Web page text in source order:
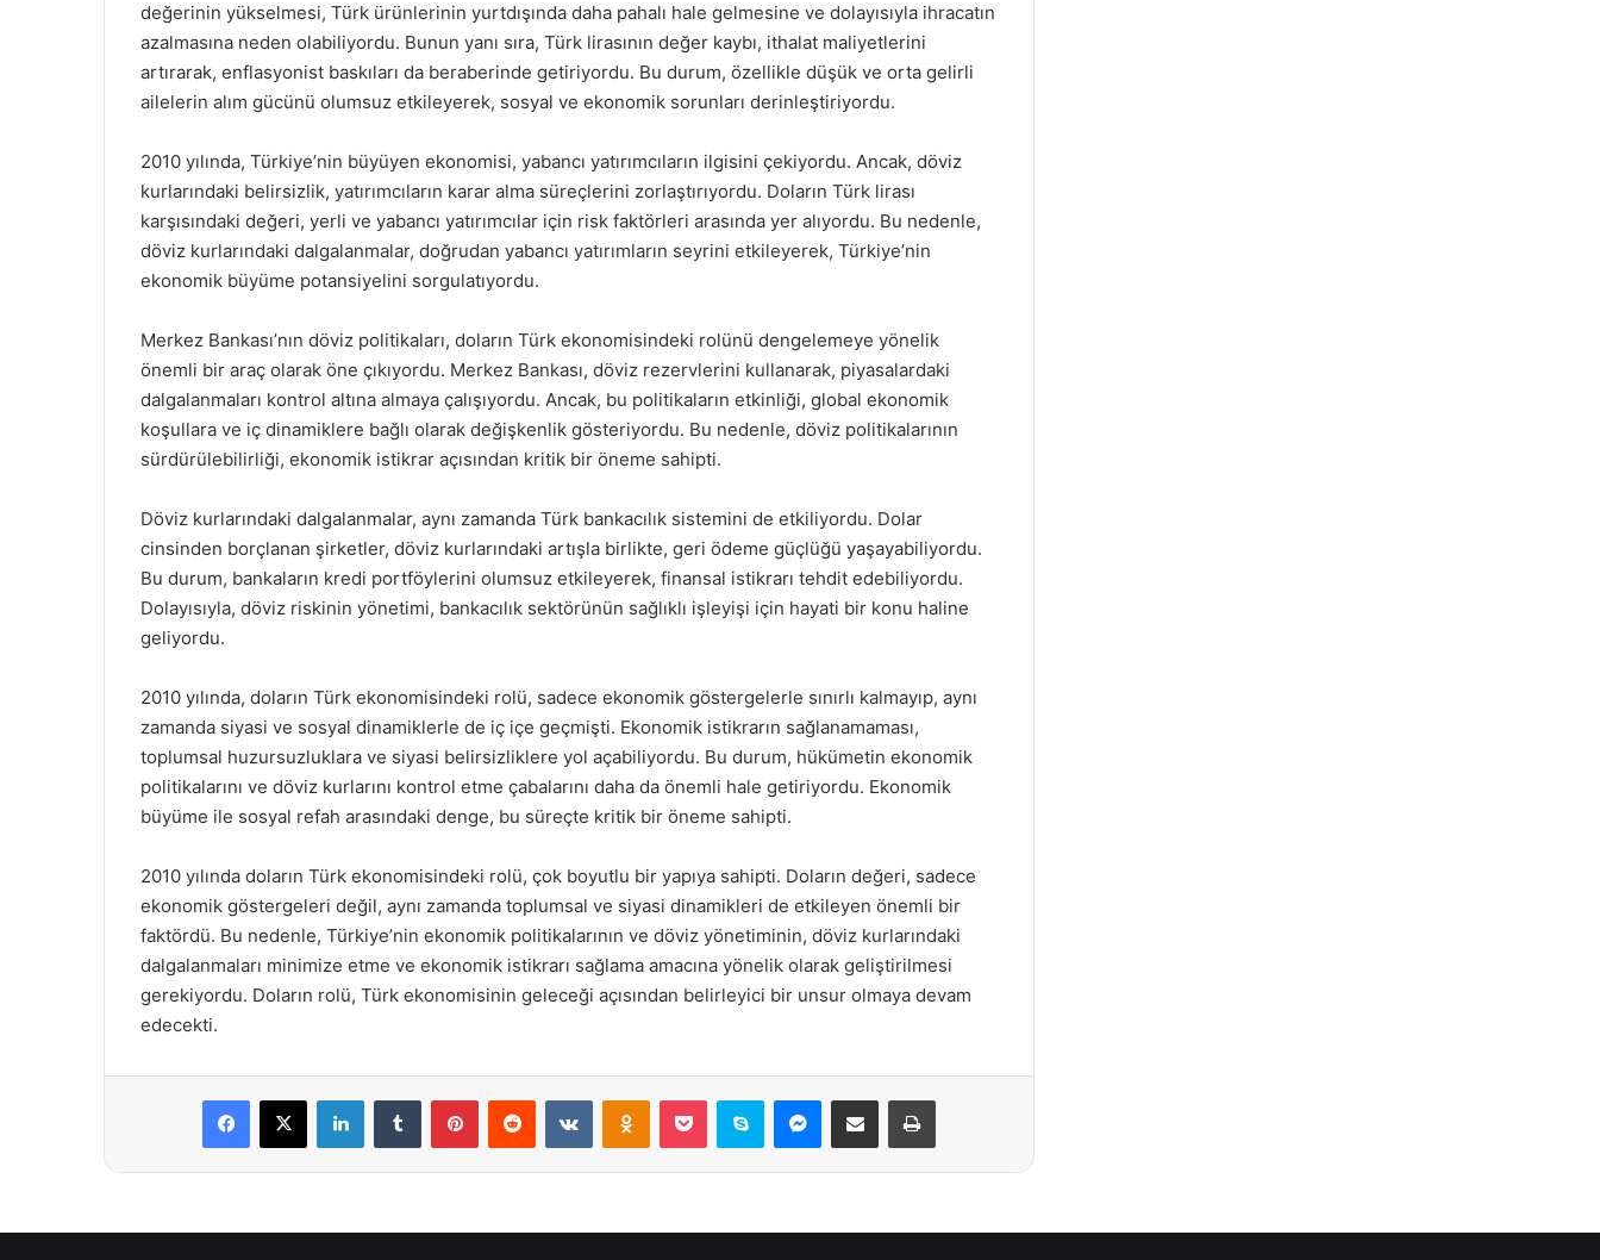
değerinin yükselmesi, Türk ürünlerinin yurtdışında daha pahalı hale gelmesine ve dolayısıyla ihracatın
azalmasına neden olabiliyordu. Bunun yanı sıra, Türk lirasının değer kaybı, ithalat maliyetlerini
artırarak, enflasyonist baskıları da beraberinde getiriyordu. Bu durum, özellikle düşük ve orta gelirli
ailelerin alım gücünü olumsuz etkileyerek, sosyal ve ekonomik sorunları derinleştiriyordu.
2010 yılında, Türkiye’nin büyüyen ekonomisi, yabancı yatırımcıların ilgisini çekiyordu. Ancak, döviz
kurlarındaki belirsizlik, yatırımcıların karar alma süreçlerini zorlaştırıyordu. Doların Türk lirası
karşısındaki değeri, yerli ve yabancı yatırımcılar için risk faktörleri arasında yer alıyordu. Bu nedenle,
döviz kurlarındaki dalgalanmalar, doğrudan yabancı yatırımların seyrini etkileyerek, Türkiye’nin
ekonomik büyüme potansiyelini sorgulatıyordu.
Merkez Bankası’nın döviz politikaları, doların Türk ekonomisindeki rolünü dengelemeye yönelik
önemli bir araç olarak öne çıkıyordu. Merkez Bankası, döviz rezervlerini kullanarak, piyasalardaki
dalgalanmaları kontrol altına almaya çalışıyordu. Ancak, bu politikaların etkinliği, global ekonomik
koşullara ve iç dinamiklere bağlı olarak değişkenlik gösteriyordu. Bu nedenle, döviz politikalarının
sürdürülebilirliği, ekonomik istikrar açısından kritik bir öneme sahipti.
Döviz kurlarındaki dalgalanmalar, aynı zamanda Türk bankacılık sistemini de etkiliyordu. Dolar
cinsinden borçlanan şirketler, döviz kurlarındaki artışla birlikte, geri ödeme güçlüğü yaşayabiliyordu.
Bu durum, bankaların kredi portföylerini olumsuz etkileyerek, finansal istikrarı tehdit edebiliyordu.
Dolayısıyla, döviz riskinin yönetimi, bankacılık sektörünün sağlıklı işleyişi için hayati bir konu haline
geliyordu.
2010 yılında, doların Türk ekonomisindeki rolü, sadece ekonomik göstergelerle sınırlı kalmayıp, aynı
zamanda siyasi ve sosyal dinamiklerle de iç içe geçmişti. Ekonomik istikrarın sağlanamaması,
toplumsal huzursuzluklara ve siyasi belirsizliklere yol açabiliyordu. Bu durum, hükümetin ekonomik
politikalarını ve döviz kurlarını kontrol etme çabalarını daha da önemli hale getiriyordu. Ekonomik
büyüme ile sosyal refah arasındaki denge, bu süreçte kritik bir öneme sahipti.
2010 yılında doların Türk ekonomisindeki rolü, çok boyutlu bir yapıya sahipti. Doların değeri, sadece
ekonomik göstergeleri değil, aynı zamanda toplumsal ve siyasi dinamikleri de etkileyen önemli bir
faktördü. Bu nedenle, Türkiye’nin ekonomik politikalarının ve döviz yönetiminin, döviz kurlarındaki
dalgalanmaları minimize etme ve ekonomik istikrarı sağlama amacına yönelik olarak geliştirilmesi
gerekiyordu. Doların rolü, Türk ekonomisinin geleceği açısından belirleyici bir unsur olmaya devam
edecekti.
Facebook
X LinkedInTumblr PinterestReddit VKontakteOdnoklassniki
Pocket Skype Messenger
E-Posta ile paylaş Yazdır